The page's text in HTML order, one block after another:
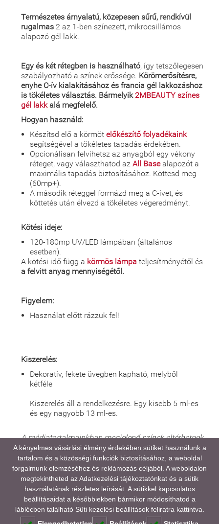
Természetes árnyalatú, közepesen sűrű, rendkívül
rugalmas 2 az 1-ben színezett, mikrocsillámos
alapozó gél lakk.
Egy és két rétegben is használható, így tetszőlegesen
szabályozható a színek erőssége. Körömerősítésre,
enyhe C-ív kialakításához és francia gél lakkozáshoz
is tökéletes választás. Bármelyik 2MBEAUTY színes
gél lakkalá megfelelő.
Hogyan használd:
Készítsd elő a körmöt előkészítő folyadékaink
segítségével a tökéletes tapadás érdekében.
Opcionálisan felvihetsz az anyagból egy vékony
réteget, vagy választhatod az All Basealapozót a
maximális tapadás biztosításához. Köttesd meg
(60mp+).
A második réteggel formázd meg a C-ívet, és
köttetés után élvezd a tökéletes végeredményt.
Kötési ideje:
120-180mp UV/LED lámpában (általános
esetben).
A kötési idő függ a körmös lámpa teljesítményétől és
a felvitt anyag mennyiségétől.
Figyelem:
Használat előtt rázzuk fel!
Kiszerelés:
Dekoratív, fekete üvegben kapható, melyből
kétféle
Kiszerelés áll a rendelkezésre. Egy kisebb 5 ml-es
és egy nagyobb 13 ml-es.
A médiatartalmainkban megjelenő színek eltérhetnek
a valóságtól, kijelző és monitor beállításaitól,
valamint a környezeti fényviszonyoktól függően.
CPNP referencia szám: 5172606
GYAKORI KÉRDÉSEK (FAQ)
A kényelmes vásárlási élmény érdekében sütiket használunk a
tartalom és a közösségi funkciók biztosításához, a weboldal
forgalmunk elemzéséhez és reklámozás céljából. A weboldalon
megtekintheted azAdatkezelési tájékoztatónkat és a sütik
használatának részletes leírását. A sütikkel kapcsolatos
beállításaidat a későbbiekben bármikor módosíthatod a
láblécben található Süti kezelési beállítások feliratra kattintva.